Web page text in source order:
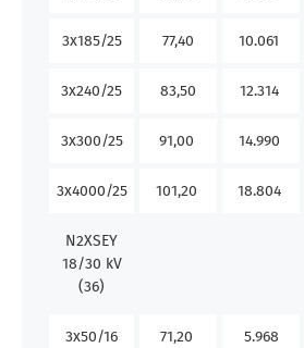
3x185/25 77,40 10.061
3x240/25 83,50 12.314
3x300/25 91,00 14.990
3x4000/25 101,20 18.804
N2XSEY
18/30 kV
(36)
3x50/16 71,20 5.968